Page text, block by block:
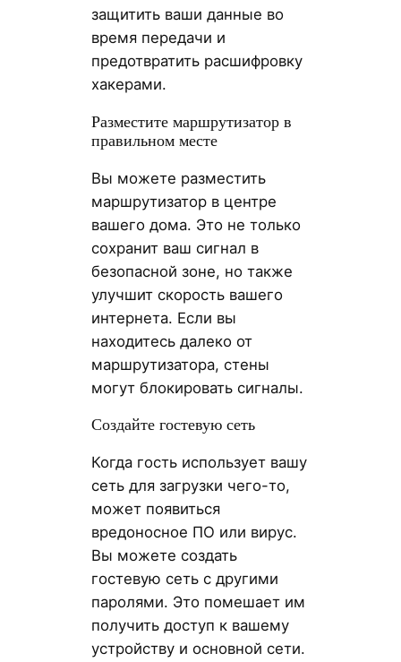
защитить ваши данные во
время передачи и
предотвратить расшифровку
хакерами.
Разместите маршрутизатор в
правильном месте
Вы можете разместить
маршрутизатор в центре
вашего дома. Это не только
сохранит ваш сигнал в
безопасной зоне, но также
улучшит скорость вашего
интернета. Если вы
находитесь далеко от
маршрутизатора, стены
могут блокировать сигналы.
Создайте гостевую сеть
Когда гость использует вашу
сеть для загрузки чего-то,
может появиться
вредоносное ПО или вирус.
Вы можете создать
гостевую сеть с другими
паролями. Это помешает им
получить доступ к вашему
устройству и основной сети.